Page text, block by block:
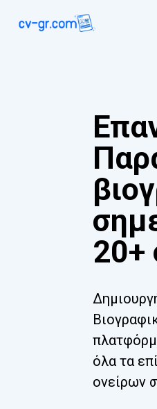
20+
όλα τα
ονείρων